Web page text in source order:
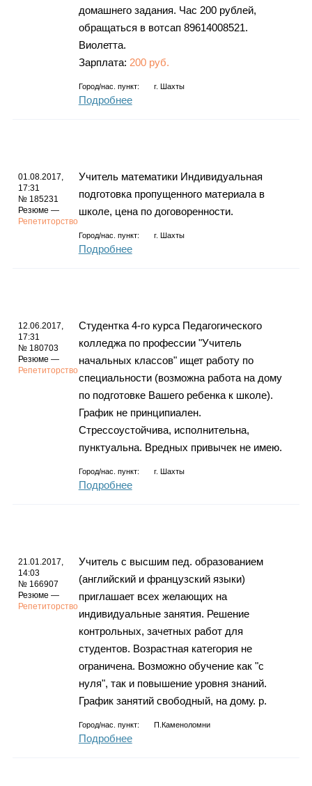
домашнего задания. Час 200 рублей,
обращаться в вотсап 89614008521.
Виолетта.
Зарплата: 200 руб.
Город/нас. пункт: г. Шахты
Подробнее
01.08.2017,
17:31
№ 185231
Резюме —
Репетиторство
Учитель математики Индивидуальная
подготовка пропущенного материала в
школе, цена по договоренности.
Город/нас. пункт: г. Шахты
Подробнее
12.06.2017,
17:31
№ 180703
Резюме —
Репетиторство
Студентка 4-го курса Педагогического
колледжа по профессии "Учитель
начальных классов" ищет работу по
специальности (возможна работа на дому
по подготовке Вашего ребенка к школе).
График не принципиален.
Стрессоустойчива, исполнительна,
пунктуальна. Вредных привычек не имею.
Город/нас. пункт: г. Шахты
Подробнее
21.01.2017,
14:03
№ 166907
Резюме —
Репетиторство
Учитель с высшим пед. образованием
(английский и французский языки)
приглашает всех желающих на
индивидуальные занятия. Решение
контрольных, зачетных работ для
студентов. Возрастная категория не
ограничена. Возможно обучение как "с
нуля", так и повышение уровня знаний.
График занятий свободный, на дому. р.
Город/нас. пункт: П.Каменоломни
Подробнее